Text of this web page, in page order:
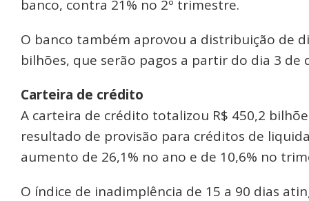
banco, contra 21% no 2º trimestre.
O banco também aprovou a distribuição de
bilhões, que serão pagos a partir do dia 3 de
Carteira de crédito
A carteira de crédito totalizou R$ 450,2
resultado de provisão para créditos de
aumento de 26,1% no ano e de 10,6% no
O índice de inadimplência de 15 a 90 dias